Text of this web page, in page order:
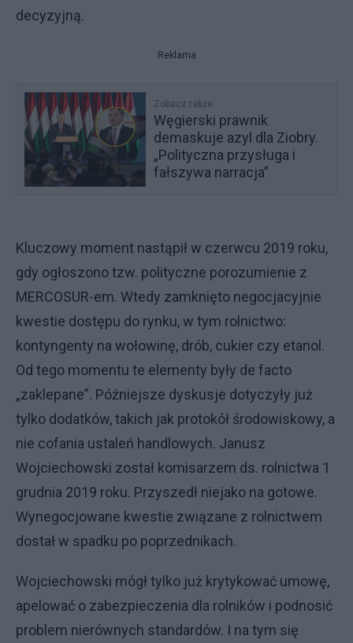
decyzyjną.
Reklama
Zobacz także
Węgierski prawnik
demaskuje azyl dla Ziobry.
„Polityczna przysługa i
fałszywa narracja”
Kluczowy moment nastąpił w czerwcu 2019 roku,
gdy ogłoszono tzw. polityczne porozumienie z
MERCOSUR-em. Wtedy zamknięto negocjacyjnie
kwestie dostępu do rynku, w tym rolnictwo:
kontyngenty na wołowinę, drób, cukier czy etanol.
Od tego momentu te elementy były de facto
„zaklepane”. Późniejsze dyskusje dotyczyły już
tylko dodatków, takich jak protokół środowiskowy, a
nie cofania ustaleń handlowych. Janusz
Wojciechowski został komisarzem ds. rolnictwa 1
grudnia 2019 roku. Przyszedł niejako na gotowe.
Wynegocjowane kwestie związane z rolnictwem
dostał w spadku po poprzednikach.
Wojciechowski mógł tylko już krytykować umowę,
apelować o zabezpieczenia dla rolników i podnosić
problem nierównych standardów. I na tym się